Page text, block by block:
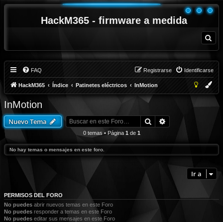
HackM365 - firmware a medida
u
FAQ Identificarse
Registrarse
HackM365 Índice Patinetes eléctricos InMotion
InMotion
Nuevo Tema Buscar
0 temas • Página 1 de 1
No hay temas o mensajes en este foro.
Ir a
PERMISOS DEL FORO
No puedes abrir nuevos temas en este Foro
No puedes responder a temas en este Foro
No puedes editar sus mensajes en este Foro